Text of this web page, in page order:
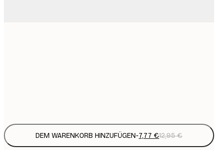
DEM WARENKORB HINZUFÜGEN-7,77 €12,95 €